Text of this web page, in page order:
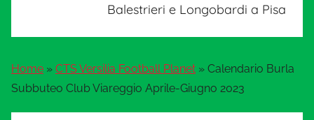
Balestrieri e Longobardi a Pisa
Home » CTS Versilia Football Planet » Calendario Burla
Subbuteo Club Viareggio Aprile-Giugno 2023